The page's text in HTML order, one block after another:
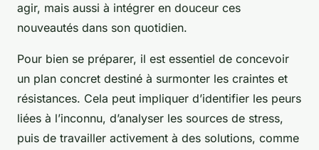
agir, mais aussi à intégrer en douceur ces
nouveautés dans son quotidien.
Pour bien se préparer, il est essentiel de concevoir
un plan concret destiné à surmonter les craintes et
résistances. Cela peut impliquer d’identifier les peurs
liées à l’inconnu, d’analyser les sources de stress,
puis de travailler activement à des solutions, comme